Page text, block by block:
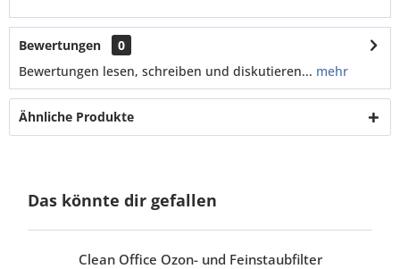
Bewertungen
0
Bewertungen lesen, schreiben und diskutieren... mehr
Ähnliche Produkte
Das könnte dir gefallen
Clean Office Ozon- und Feinstaubfilter